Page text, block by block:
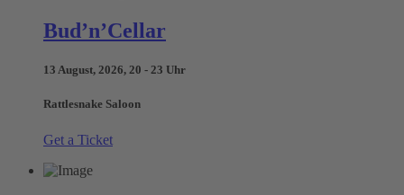
Bud’n’Cellar
13 August, 2026, 20 - 23 Uhr
Rattlesnake Saloon
Get a Ticket